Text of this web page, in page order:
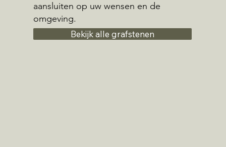
aansluiten op uw wensen en de
omgeving.
Bekijk alle grafstenen